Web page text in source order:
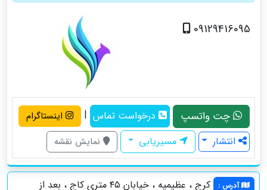
09129416095
چت واتسپ درخواست تماس | اینستاگرام
انتشار مسیریابی نمایش نقشه
آدرس :
کرج ، عظیمیه ، خیابان ۴۵ متری کاج ، بعد از